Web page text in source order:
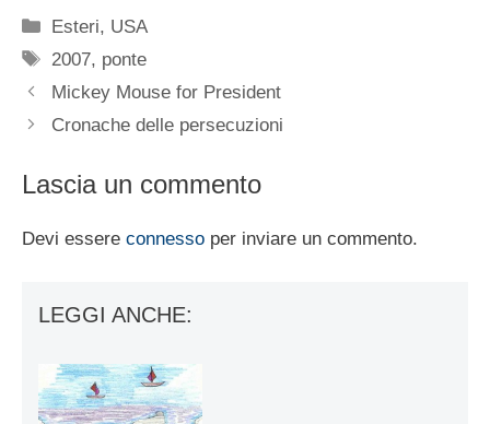
Categorie
Esteri, USA
Tag
2007, ponte
Mickey Mouse for President
Cronache delle persecuzioni
Lascia un commento
Devi essere connesso per inviare un commento.
LEGGI ANCHE: